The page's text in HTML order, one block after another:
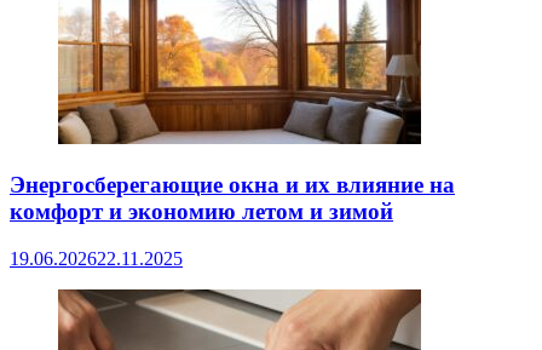
Энергосберегающие окна и их влияние на
комфорт и экономию летом и зимой
19.06.202622.11.2025